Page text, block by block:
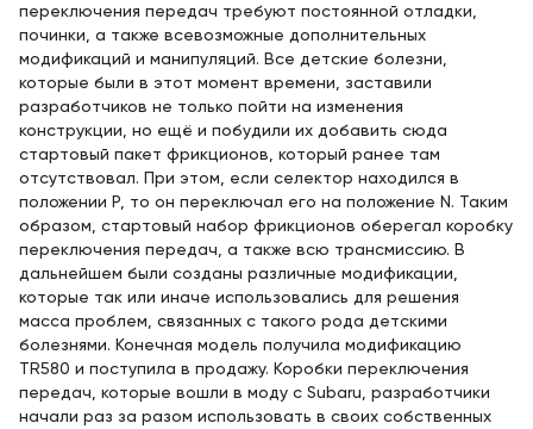
переключения передач требуют постоянной отладки,
починки, а также всевозможные дополнительных
модификаций и манипуляций. Все детские болезни,
которые были в этот момент времени, заставили
разработчиков не только пойти на изменения
конструкции, но ещё и побудили их добавить сюда
стартовый пакет фрикционов, который ранее там
отсутствовал. При этом, если селектор находился в
положении P, то он переключал его на положение N. Таким
образом, стартовый набор фрикционов оберегал коробку
переключения передач, а также всю трансмиссию. В
дальнейшем были созданы различные модификации,
которые так или иначе использовались для решения
масса проблем, связанных с такого рода детскими
болезнями. Конечная модель получила модификацию
TR580 и поступила в продажу. Коробки переключения
передач, которые вошли в моду с Subaru, разработчики
начали раз за разом использовать в своих собственных